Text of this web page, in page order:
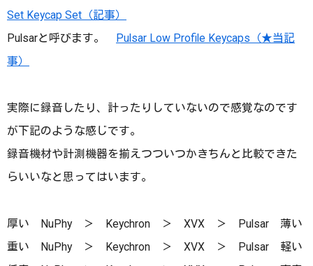
Set Keycap Set（記事）
Pulsarと呼びます。
Pulsar Low Profile Keycaps（★当記
事）
実際に録音したり、計ったりしていないので感覚なのです
が下記のような感じです。
録音機材や計測機器を揃えつついつかきちんと比較できた
らいいなと思ってはいます。
厚い NuPhy ＞ Keychron ＞ XVX ＞ Pulsar 薄い
重い NuPhy ＞ Keychron ＞ XVX ＞ Pulsar 軽い